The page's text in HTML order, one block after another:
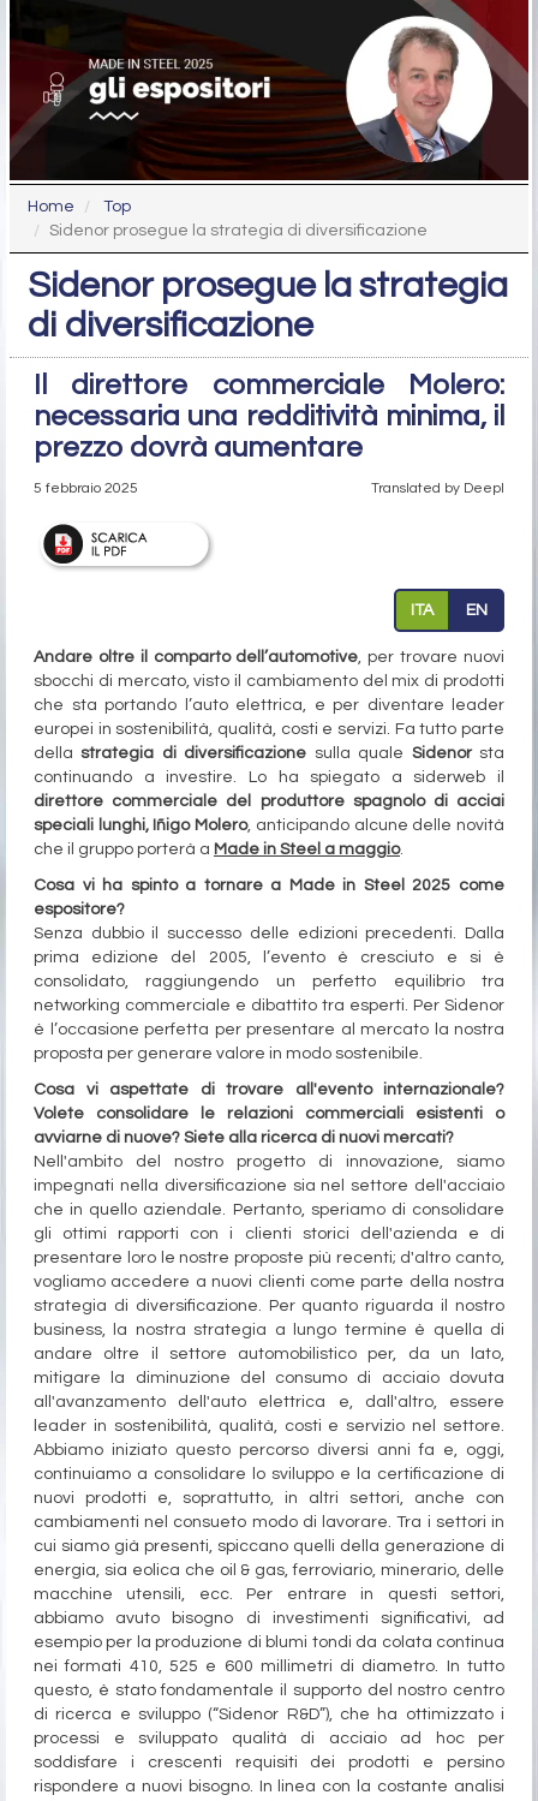
Home
Top
Sidenor prosegue la strategia di diversificazione
Sidenor prosegue la strategia
di diversificazione
Il direttore commerciale Molero:
necessaria una redditività minima, il
prezzo dovrà aumentare
5 febbraio 2025 Translated by Deepl
ITA EN
Andare oltre il comparto dell’automotive, per trovare nuovi
sbocchi di mercato, visto il cambiamento del mix di prodotti
che sta portando l’auto elettrica, e per diventare leader
europei in sostenibilità, qualità, costi e servizi. Fa tutto parte
dellastrategia di diversificazione sulla quale Sidenor sta
continuando a investire. Lo ha spiegato a siderweb il
direttore commerciale del produttore spagnolo di acciai
speciali lunghi, Iñigo Molero, anticipando alcune delle novità
che il gruppo porterà a Made in Steel a maggio.
Cosa vi ha spinto a tornare a Made in Steel 2025 come
espositore?
Senza dubbio il successo delle edizioni precedenti. Dalla
prima edizione del 2005, l’evento è cresciuto e si è
consolidato, raggiungendo un perfetto equilibrio tra
networking commerciale e dibattito tra esperti. Per Sidenor
è l’occasione perfetta per presentare al mercato la nostra
proposta per generare valore in modo sostenibile.
Cosa vi aspettate di trovare all'evento internazionale?
Volete consolidare le relazioni commerciali esistenti o
avviarne di nuove? Siete alla ricerca di nuovi mercati?
Nell'ambito del nostro progetto di innovazione, siamo
impegnati nella diversificazione sia nel settore dell'acciaio
che in quello aziendale. Pertanto, speriamo di consolidare
gli ottimi rapporti con i clienti storici dell'azienda e di
presentare loro le nostre proposte più recenti; d'altro canto,
vogliamo accedere a nuovi clienti come parte della nostra
strategia di diversificazione.
Per quanto riguarda il nostro
business, la nostra strategia a lungo termine è quella di
andare oltre il settore automobilistico per, da un lato,
mitigare la diminuzione del consumo di acciaio dovuta
all'avanzamento dell'auto elettrica e, dall'altro, essere
leader in sostenibilità, qualità, costi e servizio nel settore.
Abbiamo iniziato questo percorso diversi anni fa e, oggi,
continuiamo a consolidare lo sviluppo e la certificazione di
nuovi prodotti e, soprattutto, in altri settori, anche con
cambiamenti nel consueto modo di lavorare. Tra i settori in
cui siamo già presenti, spiccano quelli della generazione di
energia, sia eolica che oil & gas, ferroviario, minerario, delle
macchine utensili, ecc. Per entrare in questi settori,
abbiamo avuto bisogno di investimenti significativi, ad
esempio per la produzione di blumi tondi da colata continua
nei formati 410, 525 e 600 millimetri di diametro. In tutto
questo, è stato fondamentale il supporto del nostro centro
di ricerca e sviluppo (“Sidenor R&D”), che ha ottimizzato i
processi e sviluppato qualità di acciaio ad hoc per
soddisfare i crescenti requisiti dei prodotti e persino
rispondere a nuovi bisogno. In linea con la costante analisi